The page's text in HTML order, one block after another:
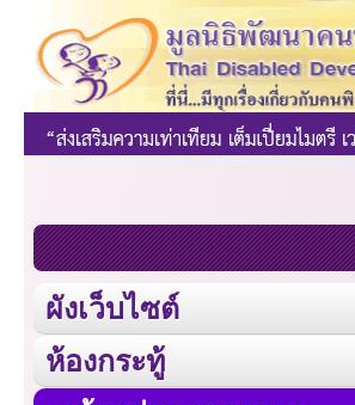
ผังเว็บไซต์
ห้องกระทู้